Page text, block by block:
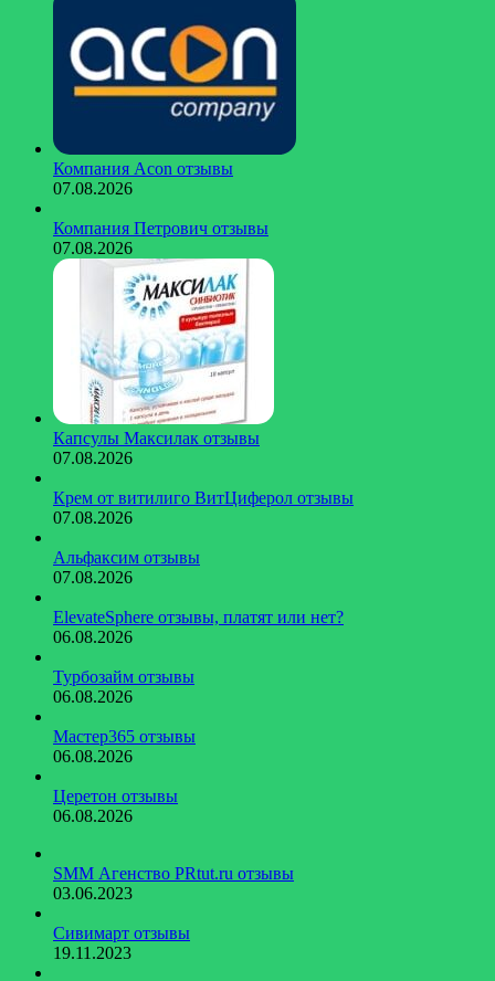
Компания Acon отзывы
07.08.2026
Компания Петрович отзывы
07.08.2026
Капсулы Максилак отзывы
07.08.2026
Крем от витилиго ВитЦиферол отзывы
07.08.2026
Альфаксим отзывы
07.08.2026
ElevateSphere отзывы, платят или нет?
06.08.2026
Турбозайм отзывы
06.08.2026
Мастер365 отзывы
06.08.2026
Церетон отзывы
06.08.2026
SMM Агенство PRtut.ru отзывы
03.06.2023
Сивимарт отзывы
19.11.2023